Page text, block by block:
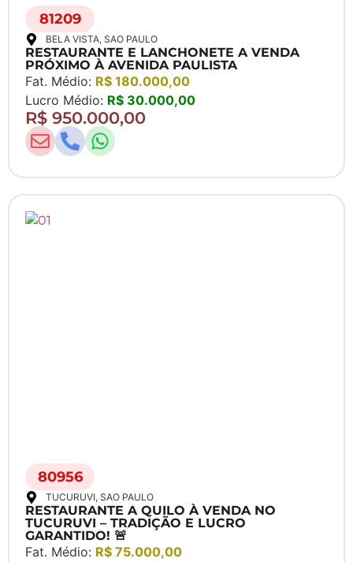
81209
BELA VISTA, SAO PAULO
RESTAURANTE E LANCHONETE A VENDA
PRÓXIMO À AVENIDA PAULISTA
Fat. Médio: R$ 180.000,00
Lucro Médio: R$ 30.000,00
R$ 950.000,00
80956
TUCURUVI, SAO PAULO
RESTAURANTE A QUILO À VENDA NO
TUCURUVI – TRADIÇÃO E LUCRO
GARANTIDO! 🚨
Fat. Médio: R$ 75.000,00